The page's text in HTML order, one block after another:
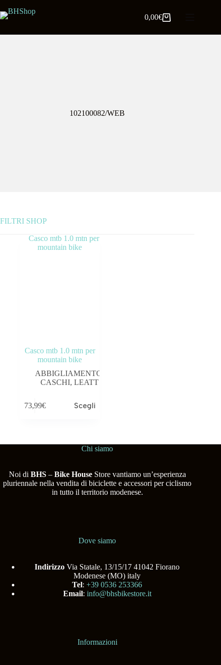
0,00€
102100082/WEB
FILTRI SHOP
OUTLET
Tag prodotto
Casco mtb 1.0 mtn per
mountain bike
ABBIGLIAMENTO
CASCHI,LEATT
73,99€ Scegli
Chi siamo
Noi di BHS– Bike HouseStore vantiamo un’esperienza
pluriennale nella vendita di biciclette e accessori per ciclismo
in tutto il territorio modenese.
Dove siamo
Indirizzo Via Statale, 13/15/17 41042 Fiorano
Modenese (MO) italy
Tel:+39 0536 253366
Email: info@bhsbikestore.it
Informazioni